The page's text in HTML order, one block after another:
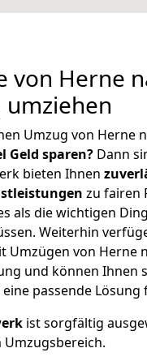
von Herne
umziehen
Umzug von Herne
Geld sparen? Dann
bieten Ihnen
zu fairen
als die wichtigen
Weiterhin
Umzügen von Herne
und können Ihnen
passende
ist sorgfältig